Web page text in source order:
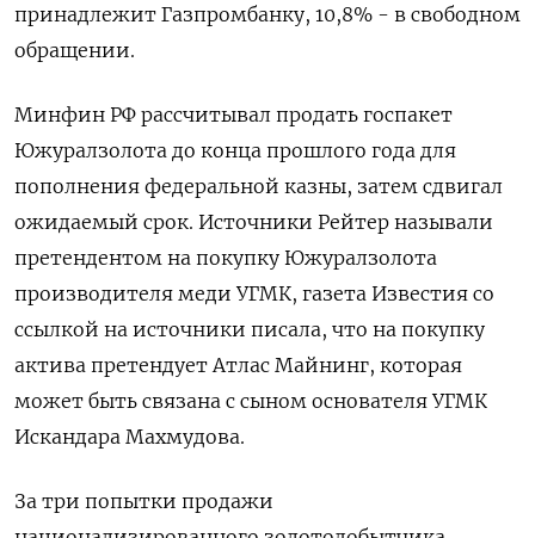
принадлежит Газпромбанку, 10,8% - в свободном
обращении.
Минфин РФ рассчитывал продать госпакет
Южуралзолота до конца прошлого года для
пополнения федеральной казны, затем сдвигал
ожидаемый срок. Источники Рейтер называли
претендентом на покупку Южуралзолота
производителя меди УГМК, газета ​Известия со
ссылкой на источники писала, ​что на покупку
актива претендует Атлас ‌Майнинг, которая
может быть связана с сыном основателя УГМК
Искандара Махмудова.
За три попытки продажи